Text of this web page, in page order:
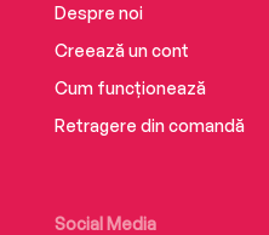
Despre noi
Creează un cont
Cum funcționează
Retragere din comandă
Social Media